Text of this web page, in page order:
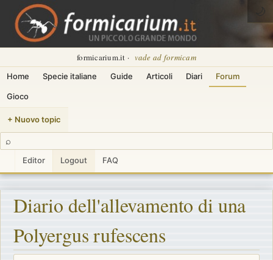
formicarium.it · vade ad formicam
Home Specie italiane Guide Articoli Diari Forum
Gioco
+ Nuovo topic
⌕
Editor Logout FAQ
🌙
Diario dell'allevamento di una
Polyergus rufescens